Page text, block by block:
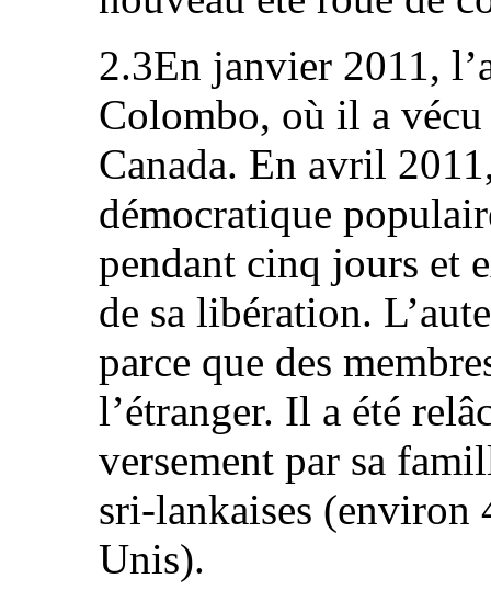
2.3En janvier 2011,
Colombo, où il a vécu
Canada. En avril
démocratique
pendant cinq jours et
de sa libération.
parce que des
l’étranger. Il a été
versement par sa
sri‑lankaises (environ
Unis).